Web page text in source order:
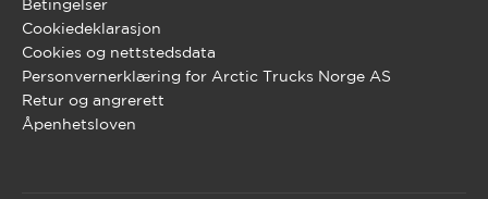
Betingelser
Cookiedeklarasjon
Cookies og nettstedsdata
Personvernerklæring for Arctic Trucks Norge AS
Retur og angrerett
Åpenhetsloven